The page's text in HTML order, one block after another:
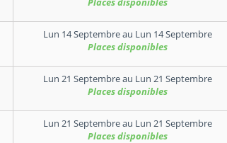
Lun 14 Septembreau Lun 14 Septembre
Places disponibles
Lun 21 Septembreau Lun 21 Septembre
Places disponibles
Lun 21 Septembreau Lun 21 Septembre
Places disponibles